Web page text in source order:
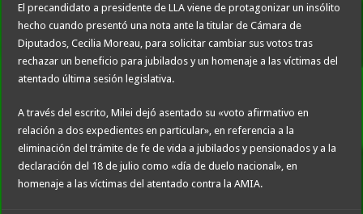
El precandidato a presidente de LLA viene de protagonizar un insólito
hecho cuando presentó una nota ante la titular de Cámara de
Diputados, Cecilia Moreau, para solicitar cambiar sus votos tras
rechazar un beneficio para jubilados y un homenaje a las víctimas del
atentado última sesión legislativa.
A través del escrito, Milei dejó asentado su «voto afirmativo en
relación a dos expedientes en particular», en referencia a la
eliminación del trámite de fe de vida a jubilados y pensionados y a la
declaración del 18 de julio como «día de duelo nacional», en
homenaje a las víctimas del atentado contra la AMIA.